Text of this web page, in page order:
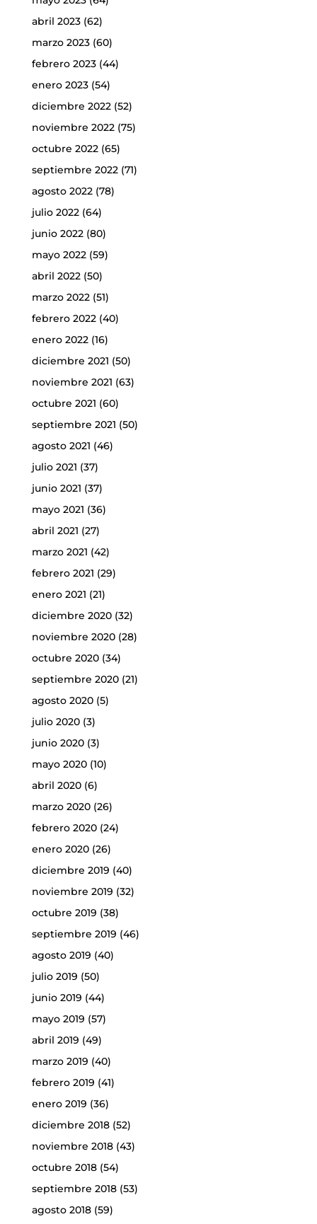
abril 2023(62)
marzo 2023(60)
febrero 2023(44)
enero 2023(54)
diciembre 2022(52)
noviembre 2022(75)
octubre 2022(65)
septiembre 2022(71)
agosto 2022(78)
julio 2022(64)
junio 2022(80)
mayo 2022(59)
abril 2022(50)
marzo 2022(51)
febrero 2022(40)
enero 2022(16)
diciembre 2021 (50)
noviembre 2021 (63)
octubre 2021 (60)
septiembre 2021 (50)
agosto 2021 (46)
julio 2021 (37)
junio 2021 (37)
mayo 2021 (36)
abril 2021 (27)
marzo 2021 (42)
febrero 2021 (29)
enero 2021 (21)
diciembre 2020(32)
noviembre 2020(28)
octubre 2020(34)
septiembre 2020(21)
agosto 2020(5)
julio 2020(3)
junio 2020(3)
mayo 2020(10)
abril 2020(6)
marzo 2020(26)
febrero 2020(24)
enero 2020(26)
diciembre 2019 (40)
noviembre 2019 (32)
octubre 2019 (38)
septiembre 2019 (46)
agosto 2019 (40)
julio 2019 (50)
junio 2019 (44)
mayo 2019 (57)
abril 2019 (49)
marzo 2019 (40)
febrero 2019 (41)
enero 2019 (36)
diciembre 2018(52)
noviembre 2018(43)
octubre 2018(54)
septiembre 2018(53)
agosto 2018(59)